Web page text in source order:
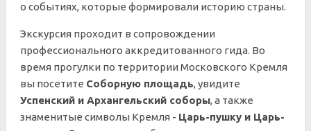
о событиях, которые формировали историю страны.
Экскурсия проходит в сопровождении
профессионального аккредитованного гида. Во
время прогулки по территории Московского Кремля
вы посетите Соборную площадь, увидите
Успенский и Архангельский соборы, а также
знаменитые символы Кремля - Царь-пушку и Царь-